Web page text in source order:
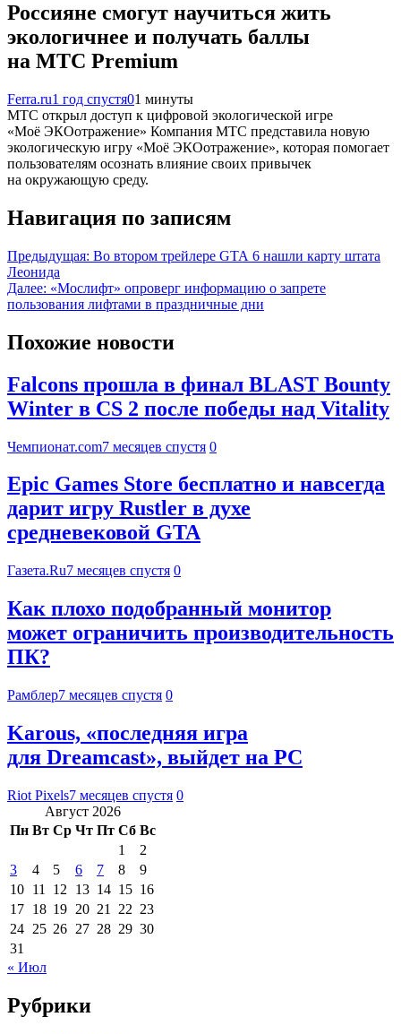
Россияне смогут научиться жить
экологичнее и получать баллы
на МТС Premium
Ferra.ru1 год спустя01 минуты
МТС открыл доступ к цифровой экологической игре
«Моё ЭКОотражение» Компания МТС представила новую
экологическую игру «Моё ЭКОотражение», которая помогает
пользователям осознать влияние своих привычек
на окружающую среду.
Навигация по записям
Предыдущая: Во втором трейлере GTA 6 нашли карту штата
Леонида
Далее: «Мослифт» опроверг информацию о запрете
пользования лифтами в праздничные дни
Похожие новости
Falcons прошла в финал BLAST Bounty
Winter в CS 2 после победы над Vitality
Чемпионат.com7 месяцев спустя 0
Epic Games Store бесплатно и навсегда
дарит игру Rustler в духе
средневековой GTA
Газета.Ru7 месяцев спустя 0
Как плохо подобранный монитор
может ограничить производительность
ПК?
Рамблер7 месяцев спустя 0
Karous, «последняя игра
для Dreamcast», выйдет на PC
Riot Pixels7 месяцев спустя 0
Август 2026
Пн Вт Ср Чт Пт Сб Вс
1
2
3
4 5 6 7 8
9
10 11 12 13 14 15 16
17 18 19 20 21 22 23
24 25 26 27 28 29 30
31
« Июл
Рубрики